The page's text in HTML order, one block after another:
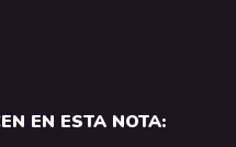
EN ESTA NOTA: